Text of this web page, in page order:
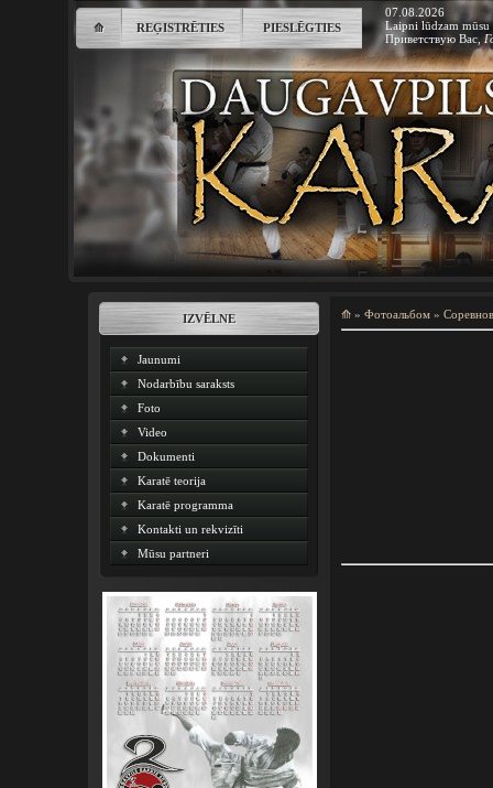
⟰ REĢISTRĒTIES PIESLĒGTIES
07.08.2026
Laipni lūdzam mūsu
Приветствую Вас ,
IZVĒLNE
Jaunumi
Nodarbību saraksts
Foto
Video
Dokumenti
Karatē teorija
Karatē programma
Kontakti un rekvizīti
Mūsu partneri
⟰ » Фотоальбом »